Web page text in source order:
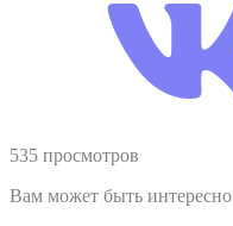
535 просмотров
Вам может быть интересно